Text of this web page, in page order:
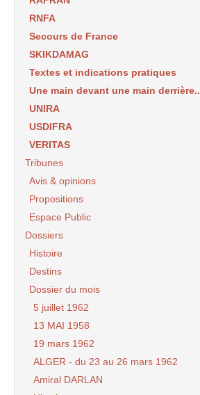
RNFA
Secours de France
SKIKDAMAG
Textes et indications pratiques
Une main devant une main derrière..
UNIRA
USDIFRA
VERITAS
Tribunes
Avis & opinions
Propositions
Espace Public
Dossiers
Histoire
Destins
Dossier du mois
5 juillet 1962
13 MAI 1958
19 mars 1962
ALGER - du 23 au 26 mars 1962
Amiral DARLAN